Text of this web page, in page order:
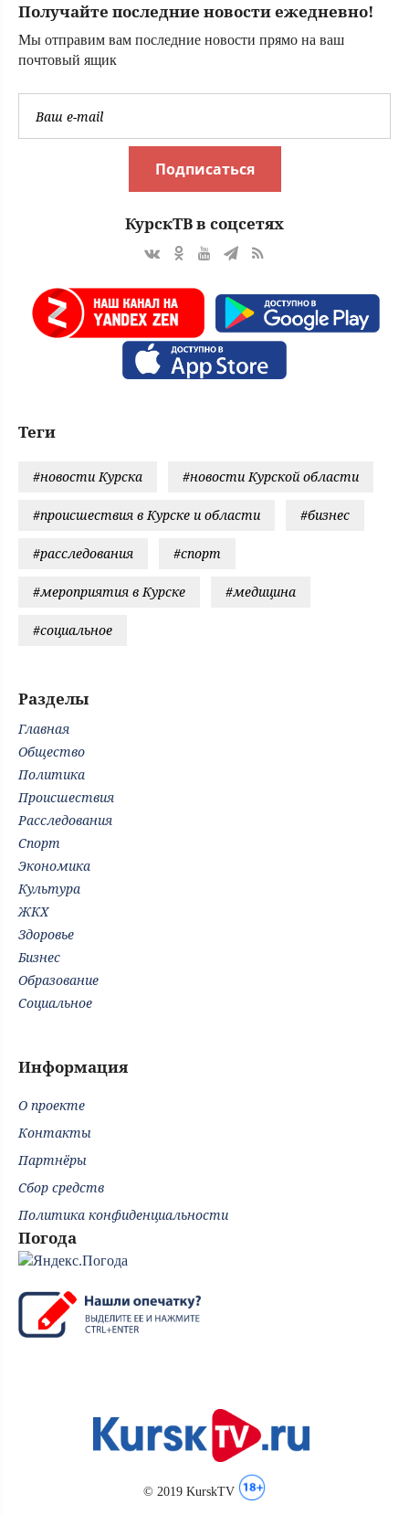
Получайте последние новости ежедневно!
Мы отправим вам последние новости прямо на ваш
почтовый ящик
Подписаться
КурскТВ в соцсетях
Теги
#новости Курска #новости Курской области
#происшествия в Курске и области #бизнес
#расследования #спорт
#мероприятия в Курске #медицина
#социальное
Разделы
Главная
Общество
Политика
Происшествия
Расследования
Спорт
Экономика
Культура
ЖКХ
Здоровье
Бизнес
Образование
Социальное
Информация
О проекте
Контакты
Партнёры
Сбор средств
Политика конфиденциальности
Погода
© 2019 KurskTV